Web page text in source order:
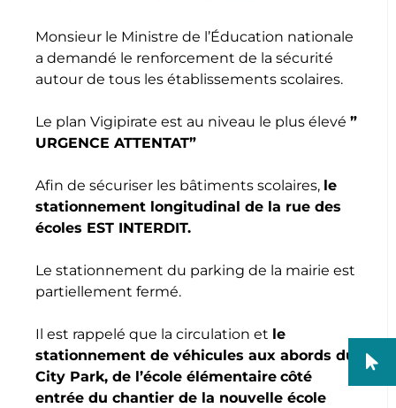
Monsieur le Ministre de l’Éducation nationale
a demandé le renforcement de la sécurité
autour de tous les établissements scolaires.
Le plan Vigipirate est au niveau le plus élevé ”
URGENCE ATTENTAT”
Afin de sécuriser les bâtiments scolaires, le
stationnement longitudinal de la rue des
écoles EST INTERDIT.
Le stationnement du parking de la mairie est
partiellement fermé.
Il est rappelé que la circulation et le
stationnement de véhicules aux abords du
City Park, de l’école élémentaire côté
entrée du chantier de la nouvelle école